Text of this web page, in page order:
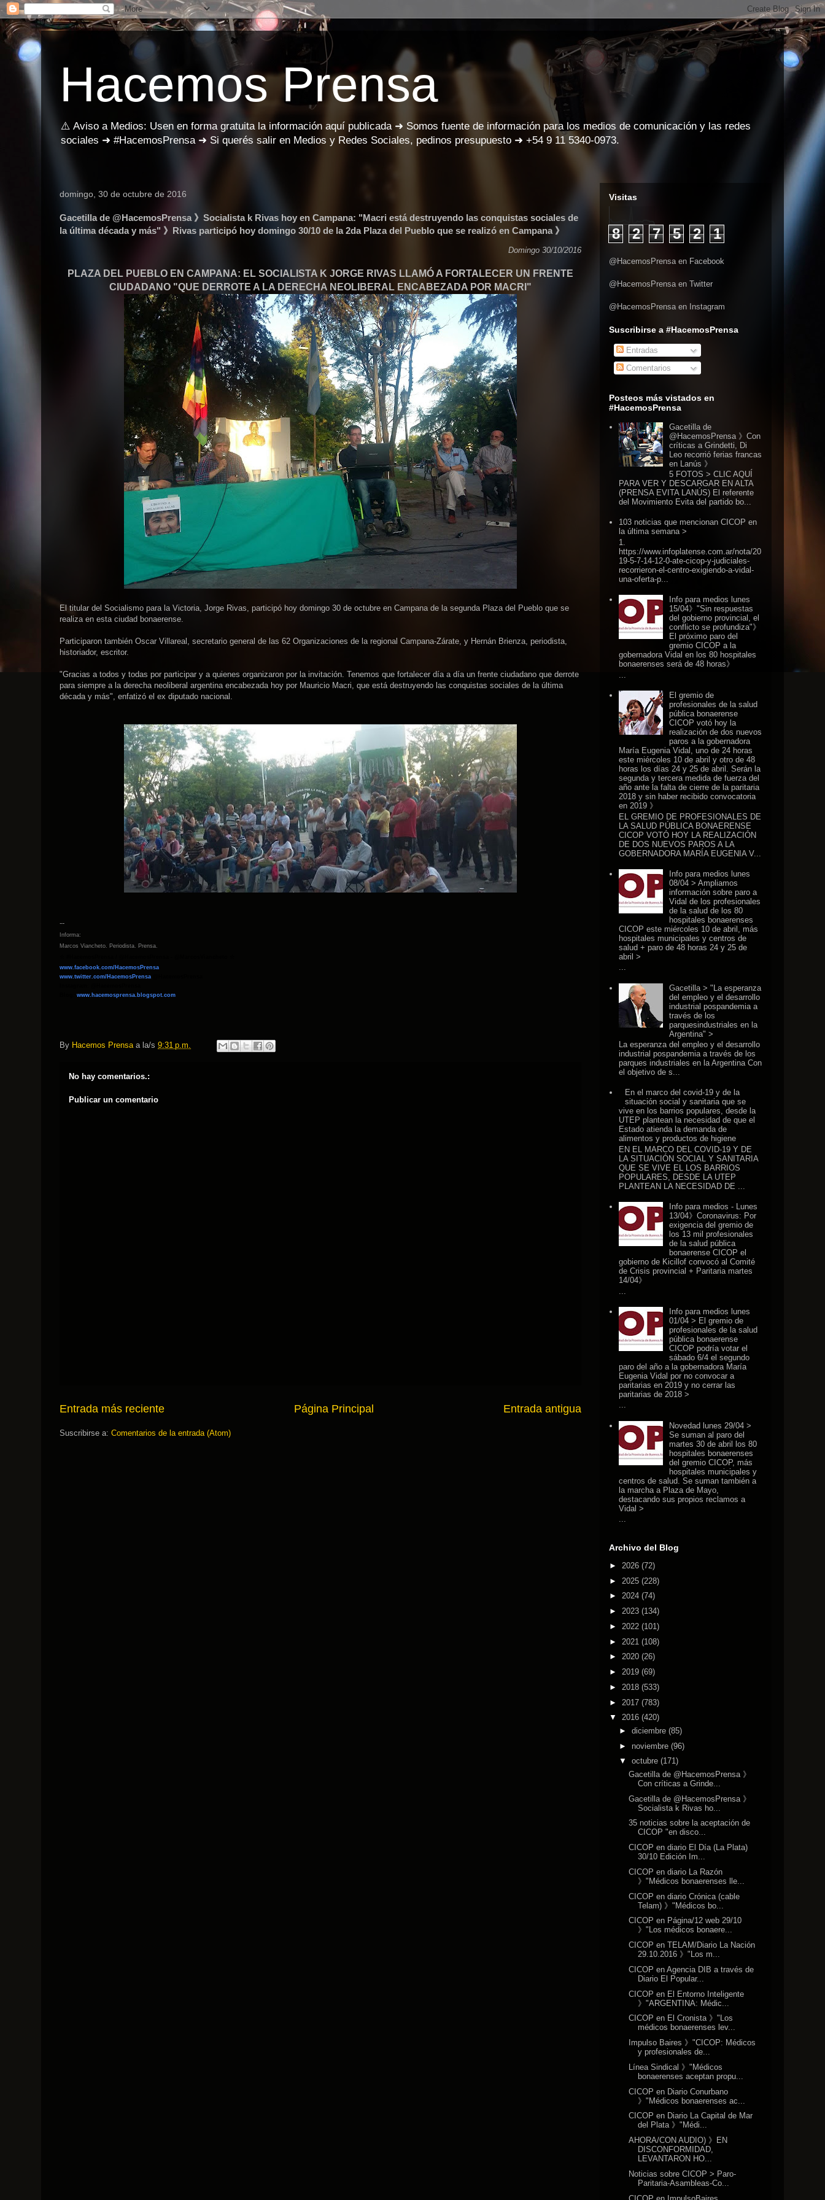
Hacemos Prensa
⚠️ Aviso a Medios: Usen en forma gratuita la información aquí publicada ➜ Somos fuente de información para los medios de comunicación y las redes
sociales ➜ #HacemosPrensa ➜ Si querés salir en Medios y Redes Sociales, pedinos presupuesto ➜ +54 9 11 5340-0973.
domingo, 30 de octubre de 2016
Gacetilla de @HacemosPrensa 》Socialista k Rivas hoy en Campana: "Macri está destruyendo las conquistas sociales de
la última década y más" 》Rivas participó hoy domingo 30/10 de la 2da Plaza del Pueblo que se realizó en Campana 》
Domingo 30/10/2016
PLAZA DEL PUEBLO EN CAMPANA: EL SOCIALISTA K JORGE RIVAS LLAMÓ A FORTALECER UN FRENTE
CIUDADANO "QUE DERROTE A LA DERECHA NEOLIBERAL ENCABEZADA POR MACRI"
El titular del Socialismo para la Victoria, Jorge Rivas, participó hoy domingo 30 de octubre en Campana de la segunda Plaza del Pueblo que se
realiza en esta ciudad bonaerense.
Participaron también Oscar Villareal, secretario general de las 62 Organizaciones de la regional Campana-Zárate, y Hernán Brienza, periodista,
historiador, escritor.
"Gracias a todos y todas por participar y a quienes organizaron por la invitación. Tenemos que fortalecer día a día un frente ciudadano que derrote
para siempre a la derecha neoliberal argentina encabezada hoy por Mauricio Macri, que está destruyendo las conquistas sociales de la última
década y más", enfatizó el ex diputado nacional.
--
Informa:
Marcos Viancheto. Periodista. Prensa.
www.facebook.com/HacemosPrensa
www.twitter.com/HacemosPrensa
www.hacemosprensa. blogspot.com
By Hacemos Prensa a la/s 9:31 p.m.
No hay comentarios.:
Publicar un comentario
Entrada más reciente Entrada antigua
Página Principal
Suscribirse a: Comentarios de la entrada (Atom)
Visitas
8 2 7 5 2 1
@HacemosPrensa en Facebook
@HacemosPrensa en Twitter
@HacemosPrensa en Instagram
Suscribirse a #HacemosPrensa
Entradas
Comentarios
Posteos más vistados en
#HacemosPrensa
Gacetilla de
@HacemosPrensa 》Con
críticas a Grindetti, Di
Leo recorrió ferias francas
en Lanús 》
5 FOTOS > CLIC AQUÍ
PARA VER Y DESCARGAR EN ALTA
(PRENSA EVITA LANÚS) El referente
del Movimiento Evita del partido bo...
103 noticias que mencionan CICOP en
la última semana >
1.
https://www.infoplatense.com.ar/nota/20
19-5-7-14-12-0-ate-cicop-y-judiciales-
recorrieron-el-centro-exigiendo-a-vidal-
una-oferta-p...
Info para medios lunes
15/04》"Sin respuestas
del gobierno provincial, el
conflicto se profundiza"》
El próximo paro del
gremio CICOP a la
gobernadora Vidal en los 80 hospitales
bonaerenses será de 48 horas》
El gremio de
profesionales de la salud
pública bonaerense
CICOP votó hoy la
realización de dos nuevos
paros a la gobernadora
María Eugenia Vidal, uno de 24 horas
este miércoles 10 de abril y otro de 48
horas los días 24 y 25 de abril. Serán la
segunda y tercera medida de fuerza del
año ante la falta de cierre de la paritaria
2018 y sin haber recibido convocatoria
en 2019 》
EL GREMIO DE PROFESIONALES DE
LA SALUD PÚBLICA BONAERENSE
CICOP VOTÓ HOY LA REALIZACIÓN
DE DOS NUEVOS PAROS A LA
GOBERNADORA MARÍA EUGENIA V...
Info para medios lunes
08/04 > Ampliamos
información sobre paro a
Vidal de los profesionales
de la salud de los 80
hospitales bonaerenses
CICOP este miércoles 10 de abril, más
hospitales municipales y centros de
salud + paro de 48 horas 24 y 25 de
abril >
...
Gacetilla > "La esperanza
del empleo y el desarrollo
industrial pospandemia a
través de los
parquesindustriales en la
Argentina" >
La esperanza del empleo y el desarrollo
industrial pospandemia a través de los
parques industriales en la Argentina Con
el objetivo de s...
En el marco del covid-19 y de la
situación social y sanitaria que se
vive en los barrios populares, desde la
UTEP plantean la necesidad de que el
Estado atienda la demanda de
alimentos y productos de higiene
EN EL MARCO DEL COVID-19 Y DE
LA SITUACIÓN SOCIAL Y SANITARIA
QUE SE VIVE EL LOS BARRIOS
POPULARES, DESDE LA UTEP
PLANTEAN LA NECESIDAD DE ...
Info para medios - Lunes
13/04》Coronavirus: Por
exigencia del gremio de
los 13 mil profesionales
de la salud pública
bonaerense CICOP el
gobierno de Kicillof convocó al Comité
de Crisis provincial + Paritaria martes
14/04》
Info para medios lunes
01/04 > El gremio de
profesionales de la salud
pública bonaerense
CICOP podría votar el
sábado 6/4 el segundo
paro del año a la gobernadora María
Eugenia Vidal por no convocar a
paritarias en 2019 y no cerrar las
paritarias de 2018 >
...
Novedad lunes 29/04 >
Se suman al paro del
martes 30 de abril los 80
hospitales bonaerenses
del gremio CICOP, más
hospitales municipales y
centros de salud. Se suman también a
la marcha a Plaza de Mayo,
destacando sus propios reclamos a
Vidal >
...
Archivo del Blog
► 2026 (72)
► 2025 (228)
► 2024 (74)
► 2023 (134)
► 2022 (101)
► 2021 (108)
► 2020 (26)
► 2019 (69)
► 2018 (533)
► 2017 (783)
▼ 2016 (420)
► diciembre (85)
► noviembre (96)
▼ octubre (171)
Gacetilla de @HacemosPrensa 》
Con críticas a Grinde...
Gacetilla de @HacemosPrensa 》
Socialista k Rivas ho...
35 noticias sobre la aceptación de
CICOP "en disco...
CICOP en diario El Día (La Plata)
30/10 Edición Im...
CICOP en diario La Razón
》"Médicos bonaerenses lle...
CICOP en diario Crónica (cable
Telam) 》"Médicos bo...
CICOP en Página/12 web 29/10
》"Los médicos bonaere...
CICOP en TELAM/Diario La Nación
29.10.2016 》"Los m...
CICOP en Agencia DIB a través de
Diario El Popular...
CICOP en El Entorno Inteligente
》"ARGENTINA: Médic...
CICOP en El Cronista 》"Los
médicos bonaerenses lev...
Impulso Baires 》"CICOP: Médicos
y profesionales de...
Línea Sindical 》"Médicos
bonaerenses aceptan propu...
CICOP en Diario Conurbano
》"Médicos bonaerenses ac...
CICOP en Diario La Capital de Mar
del Plata 》"Médi...
AHORA/CON AUDIO) 》EN
DISCONFORMIDAD,
LEVANTARON HO...
Noticias sobre CICOP > Paro-
Paritaria-Asambleas-Co...